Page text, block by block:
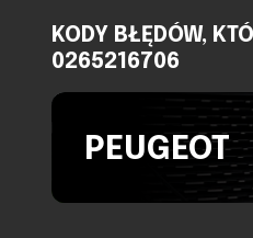
KODY BŁĘDÓW,
0265216706
PEUGEOT